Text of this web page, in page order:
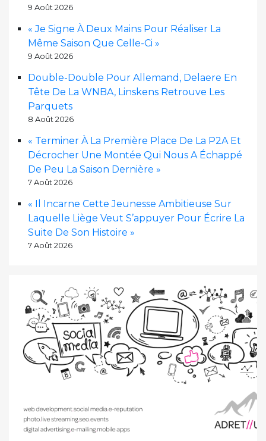
9 Août 2026
« Je Signe À Deux Mains Pour Réaliser La
Même Saison Que Celle-Ci »
9 Août 2026
Double-Double Pour Allemand, Delaere En
Tête De La WNBA, Linskens Retrouve Les
Parquets
8 Août 2026
« Terminer À La Première Place De La P2A Et
Décrocher Une Montée Qui Nous A Échappé
De Peu La Saison Dernière »
7 Août 2026
« Il Incarne Cette Jeunesse Ambitieuse Sur
Laquelle Liège Veut S’appuyer Pour Écrire La
Suite De Son Histoire »
7 Août 2026